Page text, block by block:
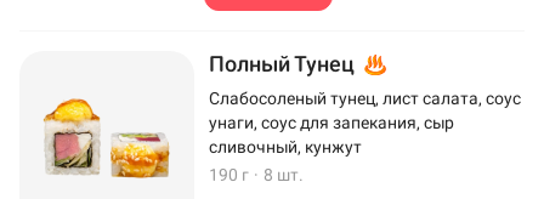
Полный Тунец
Слабосоленый тунец, лист салата, соус
унаги, соус для запекания, сыр
сливочный, кунжут
190 г · 8 шт.